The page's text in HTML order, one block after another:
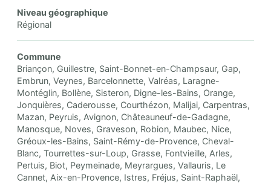
Niveau géographique
Régional
Commune
Briançon, Guillestre, Saint-Bonnet-en-Champsaur, Gap,
Embrun, Veynes, Barcelonnette, Valréas, Laragne-
Montéglin, Bollène, Sisteron, Digne-les-Bains, Orange,
Jonquières, Caderousse, Courthézon, Malijai, Carpentras,
Mazan, Peyruis, Avignon, Châteauneuf-de-Gadagne,
Manosque, Noves, Graveson, Robion, Maubec, Nice,
Gréoux-les-Bains, Saint-Rémy-de-Provence, Cheval-
Blanc, Tourrettes-sur-Loup, Grasse, Fontvieille, Arles,
Pertuis, Biot, Peymeinade, Meyrargues, Vallauris, Le
Cannet, Aix-en-Provence, Istres, Fréjus, Saint-Raphaël,